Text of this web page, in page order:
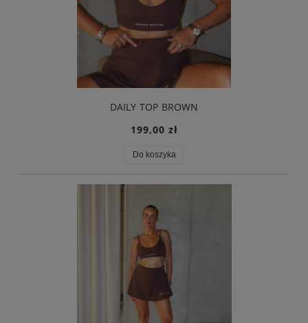
DAILY TOP BROWN
199,00 zł
Do koszyka